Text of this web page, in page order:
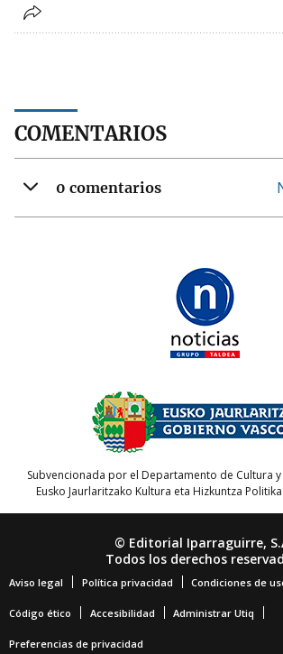
COMENTARIOS
0 comentarios
Subvencionada por el Departamento de Cultura
Eusko Jaurlaritzako Kultura eta Hizkuntza
© Editorial Iparraguirre,
Todos los derechos
Aviso legal Política privacidad Condiciones de
Código ético Accesibilidad Administrar Utiq
Preferencias de privacidad